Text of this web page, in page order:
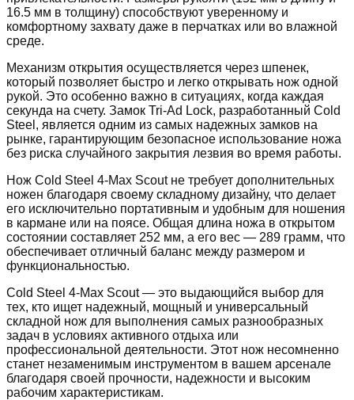
16.5 мм в толщину) способствуют уверенному и
комфортному захвату даже в перчатках или во влажной
среде.
Механизм открытия осуществляется через шпенек,
который позволяет быстро и легко открывать нож одной
рукой. Это особенно важно в ситуациях, когда каждая
секунда на счету. Замок Tri-Ad Lock, разработанный Cold
Steel, является одним из самых надежных замков на
рынке, гарантирующим безопасное использование ножа
без риска случайного закрытия лезвия во время работы.
Нож Cold Steel 4-Max Scout не требует дополнительных
ножен благодаря своему складному дизайну, что делает
его исключительно портативным и удобным для ношения
в кармане или на поясе. Общая длина ножа в открытом
состоянии составляет 252 мм, а его вес — 289 грамм, что
обеспечивает отличный баланс между размером и
функциональностью.
Cold Steel 4-Max Scout — это выдающийся выбор для
тех, кто ищет надежный, мощный и универсальный
складной нож для выполнения самых разнообразных
задач в условиях активного отдыха или
профессиональной деятельности. Этот нож несомненно
станет незаменимым инструментом в вашем арсенале
благодаря своей прочности, надежности и высоким
рабочим характеристикам.